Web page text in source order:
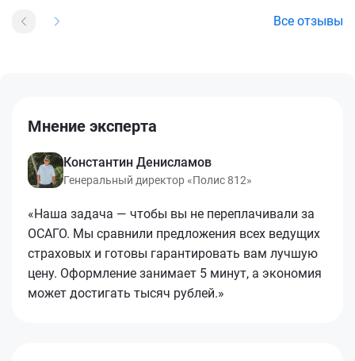
Все отзывы
Мнение эксперта
Константин Денисламов
Генеральный директор «Полис 812»
«Наша задача — чтобы вы не переплачивали за
ОСАГО. Мы сравнили предложения всех ведущих
страховых и готовы гарантировать вам лучшую
цену. Оформление занимает 5 минут, а экономия
может достигать тысяч рублей.»